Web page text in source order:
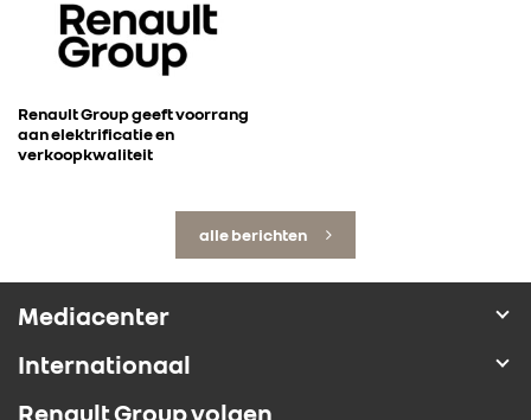
Renault Group geeft voorrang
aan elektrificatie en
verkoopkwaliteit
alle berichten
Mediacenter
Internationaal
Renault Group volgen